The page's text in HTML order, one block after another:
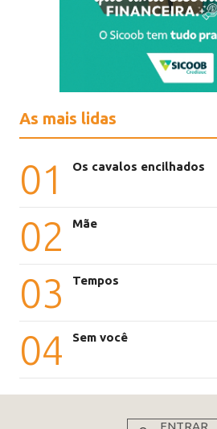
As mais lidas
01 Os cavalos encilhados
02 Mãe
03 Tempos
04 Sem você